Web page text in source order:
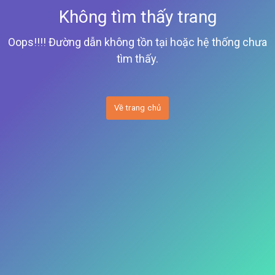
Không tìm thấy trang
Oops!!!! Đường dẫn không tồn tại hoặc hệ thống chưa
tìm thấy.
Về trang chủ